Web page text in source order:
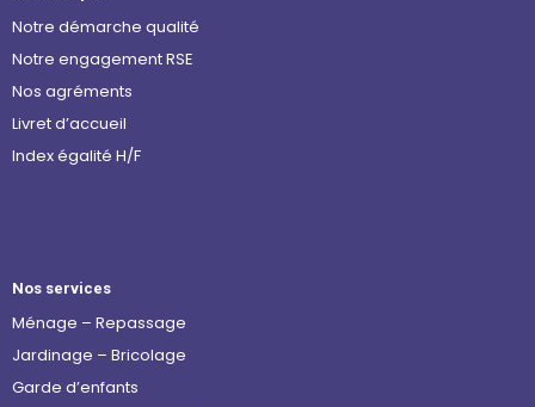
Notre démarche qualité
Notre engagement RSE
Nos agréments
Livret d’accueil
Index égalité H/F
Nos services
Ménage – Repassage
Jardinage – Bricolage
Garde d’enfants